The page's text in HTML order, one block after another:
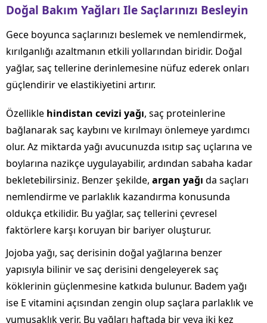
Doğal Bakım Yağları Ile Saçlarınızı Besleyin
Gece boyunca saçlarınızı beslemek ve nemlendirmek,
kırılganlığı azaltmanın etkili yollarından biridir. Doğal
yağlar, saç tellerine derinlemesine nüfuz ederek onları
güçlendirir ve elastikiyetini artırır.
Özellikle hindistan cevizi yağı, saç proteinlerine
bağlanarak saç kaybını ve kırılmayı önlemeye yardımcı
olur. Az miktarda yağı avucunuzda ısıtıp saç uçlarına ve
boylarına nazikçe uygulayabilir, ardından sabaha kadar
bekletebilirsiniz. Benzer şekilde, argan yağı da saçları
nemlendirme ve parlaklık kazandırma konusunda
oldukça etkilidir. Bu yağlar, saç tellerini çevresel
faktörlere karşı koruyan bir bariyer oluşturur.
Jojoba yağı, saç derisinin doğal yağlarına benzer
yapısıyla bilinir ve saç derisini dengeleyerek saç
köklerinin güçlenmesine katkıda bulunur. Badem yağı
ise E vitamini açısından zengin olup saçlara parlaklık ve
yumuşaklık verir. Bu yağları haftada bir veya iki kez